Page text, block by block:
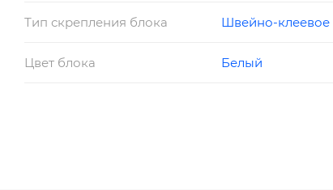
Тип скрепления блока Швейно-клеевое
Цвет блока Белый